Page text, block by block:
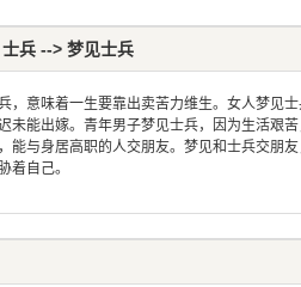
士兵 --> 梦见士兵
意味着一生要靠出卖苦力维生。女人梦见士
未能出嫁。青年男子梦见士兵，因为生活艰
能与身居高职的人交朋友。梦见和士兵交朋
着自己。